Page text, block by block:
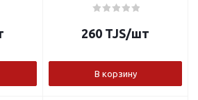
260 TJS/шт
В корзину